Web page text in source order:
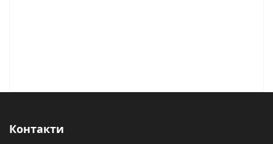
Контакти